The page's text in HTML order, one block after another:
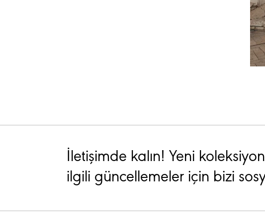
İletişimde kalın! Yeni
ilgili güncellemeler için bizi